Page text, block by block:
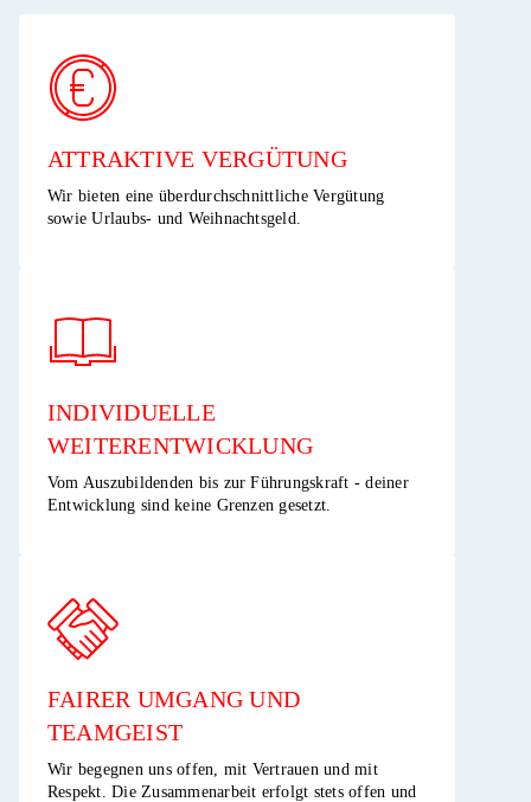
ATTRAKTIVE VERGÜTUNG ​
Wir bieten eine überdurchschnittliche Vergütung
sowie Urlaubs- und Weihnachtsgeld.​
INDIVIDUELLE
WEITERENTWICKLUNG ​
Vom Auszubildenden bis zur Führungskraft - deiner
Entwicklung sind keine Grenzen gesetzt.​
FAIRER UMGANG UND
TEAMGEIST​
Wir begegnen uns offen, mit Vertrauen und mit
Respekt. Die Zusammenarbeit erfolgt stets offen und